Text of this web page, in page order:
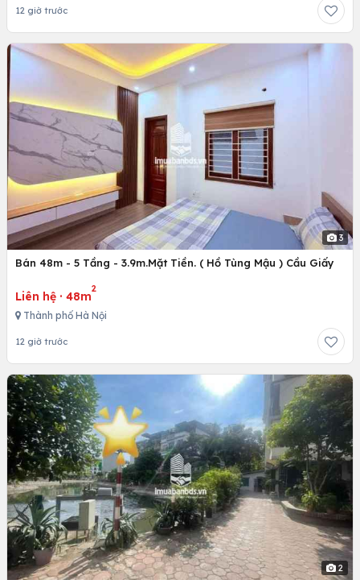
12 giờ trước
3
Bán 48m - 5 Tầng - 3.9m.Mặt Tiền. ( Hồ Tùng Mậu ) Cầu Giấy
Liên hệ · 48m
2
Thành phố Hà Nội
12 giờ trước
2